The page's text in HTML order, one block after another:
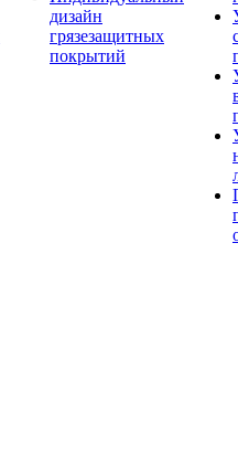
дизайн
грязезащитных
покрытий